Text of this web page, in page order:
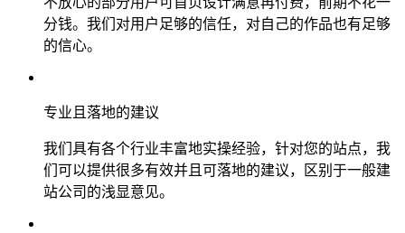
分钱。我们对用户足够的信任，对自己的作品也有足够
的信心。
专业且落地的建议
我们具有各个行业丰富地实操经验，针对您的站点，我
们可以提供很多有效并且可落地的建议，区别于一般建
站公司的浅显意见。